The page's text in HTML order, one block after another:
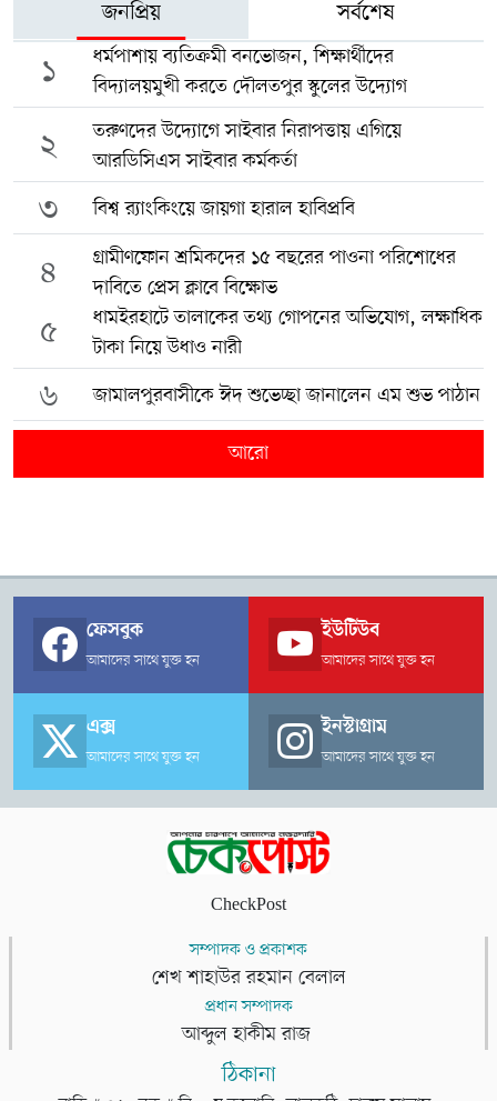
জনপ্রিয় সর্বশেষ
১
ধর্মপাশায় ব্যতিক্রমী বনভোজন, শিক্ষার্থীদের
বিদ্যালয়মুখী করতে দৌলতপুর স্কুলের উদ্যোগ
২
তরুণদের উদ্যোগে সাইবার নিরাপত্তায় এগিয়ে
আরডিসিএস সাইবার কর্মকর্তা
৩ বিশ্ব র‍্যাংকিংয়ে জায়গা হারাল হাবিপ্রবি
৪
গ্রামীণফোন শ্রমিকদের ১৫ বছরের পাওনা পরিশোধের
দাবিতে প্রেস ক্লাবে বিক্ষোভ
৫
ধামইরহাটে তালাকের তথ্য গোপনের অভিযোগ, লক্ষাধিক
টাকা নিয়ে উধাও নারী
৬ জামালপুরবাসীকে ঈদ শুভেচ্ছা জানালেন এম শুভ পাঠান
আরো
ফেসবুক
আমাদের সাথে যুক্ত হন
ইউটিউব
আমাদের সাথে যুক্ত হন
এক্স
আমাদের সাথে যুক্ত হন
ইনস্টাগ্রাম
আমাদের সাথে যুক্ত হন
CheckPost
সম্পাদক ও প্রকাশক
শেখ শাহাউর রহমান বেলাল
প্রধান সম্পাদক
আব্দুল হাকীম রাজ
ঠিকানা